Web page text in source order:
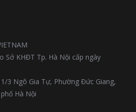
Sở KHĐT Tp. Hà Nội cấp ngày
3 Ngô Gia Tự, Phường Đức Giang,
Hà Nội